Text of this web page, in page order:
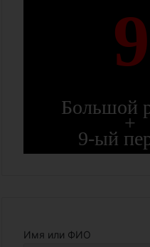
Большой
+
9-ый
9
Имя или ФИО